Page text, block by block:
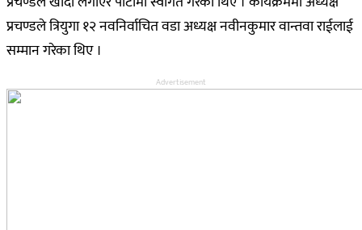
प्रचण्डले त्रियुगा १२ नवनिर्वाचित वडा अध्यक्ष नवीनकुमार वान्तवा राईलाई
सम्मान गरेका थिए ।
Advertisement